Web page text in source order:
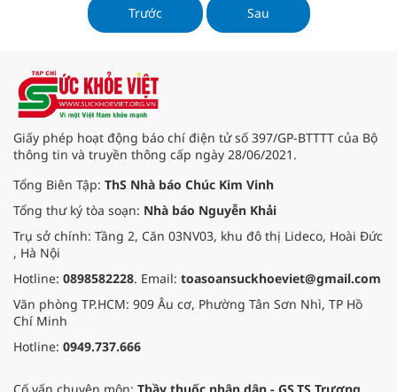
Trước
Sau
Giấy phép hoạt động báo chí điện tử số 397/GP-BTTTT của Bộ
thông tin và truyền thông cấp ngày 28/06/2021.
Tổng Biên Tập: ThS Nhà báo Chúc Kim Vinh
Tổng thư ký tòa soạn: Nhà báo Nguyễn Khải
Trụ sở chính: Tầng 2, Căn 03NV03, khu đô thị Lideco, Hoài Đức
, Hà Nội
Hotline: 0898582228. Email: toasoansuckhoeviet@gmail.com
Văn phòng TP.HCM: 909 Âu cơ, Phường Tân Sơn Nhì, TP Hồ
Chí Minh
Hotline: 0949.737.666